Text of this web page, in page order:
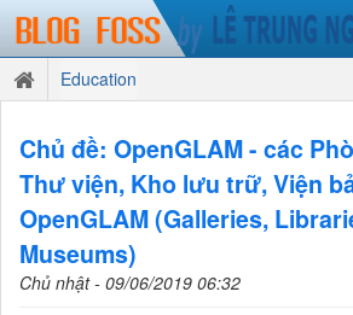
Education
Chủ đề: OpenGLAM - các
Thư viện, Kho lưu trữ, Viện
OpenGLAM (Galleries,
Museums)
Chủ nhật - 09/06/2019 06:32